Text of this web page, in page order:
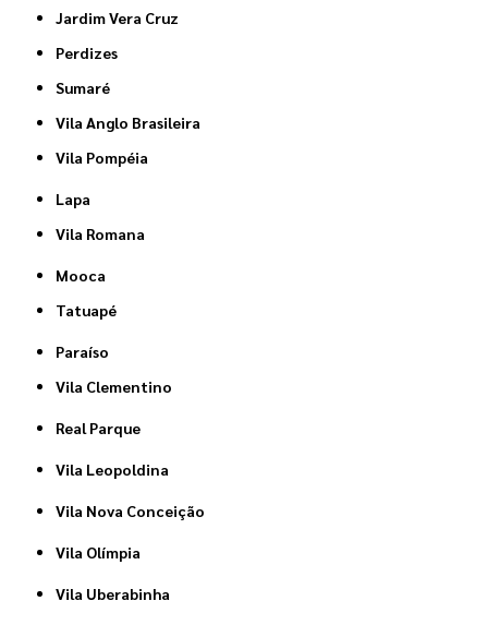
Jardim Vera Cruz
Perdizes
Sumaré
Vila Anglo Brasileira
Vila Pompéia
Lapa
Vila Romana
Mooca
Tatuapé
Paraíso
Vila Clementino
Real Parque
Vila Leopoldina
Vila Nova Conceição
Vila Olímpia
Vila Uberabinha